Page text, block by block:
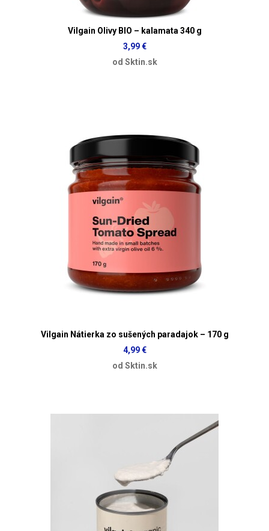
Vilgain Olivy BIO – kalamata 340 g
3,99 €
od Sktin.sk
Vilgain Nátierka zo sušených paradajok – 170 g
4,99 €
od Sktin.sk